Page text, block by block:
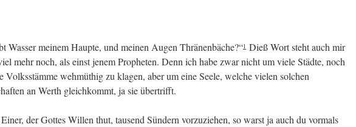
Wasser meinem Haupte, und meinen Augen Thränenbäche?“1 Dieß Wort steht auch mir
mehr noch, als einst jenem Propheten. Denn ich habe zwar nicht um viele Städte, noch
Volksstämme wehmüthig zu klagen, aber um eine Seele, welche vielen solchen
an Werth gleichkommt, ja sie übertrifft.
der Gottes Willen thut, tausend Sündern vorzuziehen, so warst ja auch du vormals